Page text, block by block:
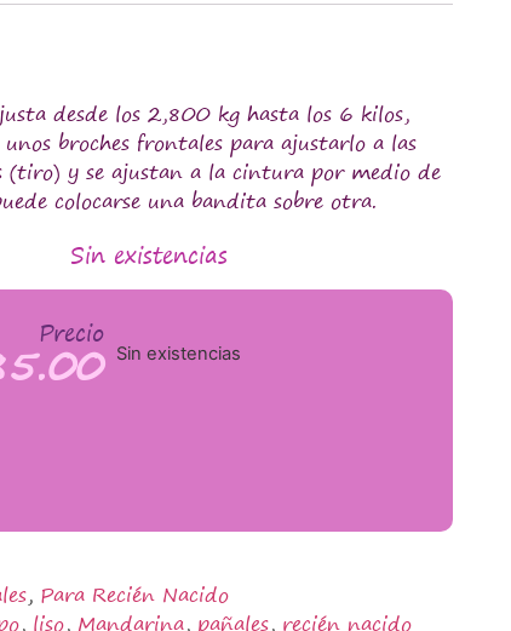
desde los 2,800 kg hasta los 6 kilos,
broches frontales para ajustarlo a las
(tiro) y se ajustan a la cintura por medio de
colocarse una bandita sobre otra.
Sin existencias
Precio
Sin existencias
, Para Recién Nacido
, liso, Mandarina,pañales, recién nacido